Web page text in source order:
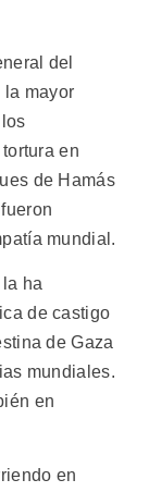
del
la mayor
en
de Hamás
mundial.
ha
de castigo
de Gaza
mundiales.
en
en